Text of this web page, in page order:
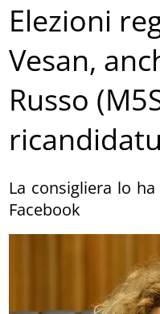
Elezioni
Vesan,
Russo
La consigliera lo
Facebook